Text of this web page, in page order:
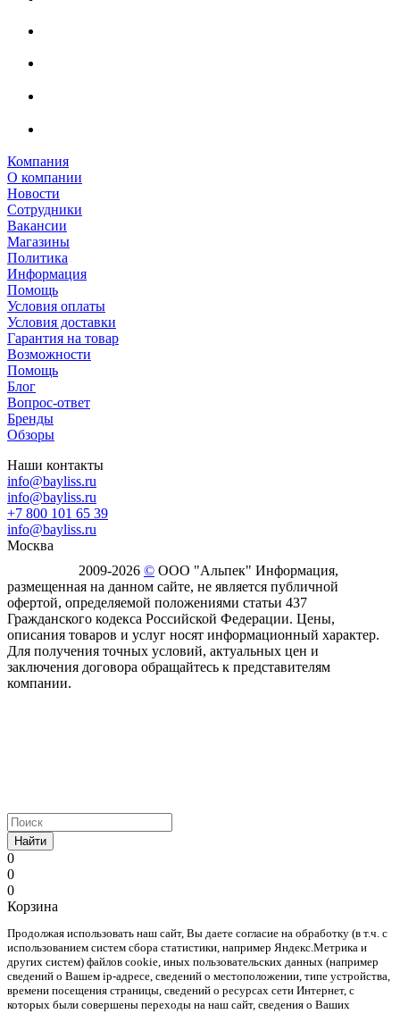
Компания
О компании
Новости
Сотрудники
Вакансии
Магазины
Политика
Информация
Помощь
Условия оплаты
Условия доставки
Гарантия на товар
Возможности
Помощь
Блог
Вопрос-ответ
Бренды
Обзоры
Наши контакты
info@bayliss.ru
info@bayliss.ru
+7 800 101 65 39
info@bayliss.ru
Москва
2009-2026 © ООО "Альпек" Информация,
размещенная на данном сайте, не является публичной
офертой, определяемой положениями статьи 437
Гражданского кодекса Российской Федерации. Цены,
описания товаров и услуг носят информационный характер.
Для получения точных условий, актуальных цен и
заключения договора обращайтесь к представителям
компании.
Найти
0
0
0
Корзина
Продолжая использовать наш cайт, Вы даете согласие на обработку (в т.ч. с
использованием систем сбора статистики, например Яндекс.Метрика и
других систем) файлов cookie, иных пользовательских данных (например
сведений о Вашем ip-адресе, сведений о местоположении, типе устройства,
времени посещения страницы, сведений о ресурсах сети Интернет, с
которых были совершены переходы на наш сайт, сведения о Ваших